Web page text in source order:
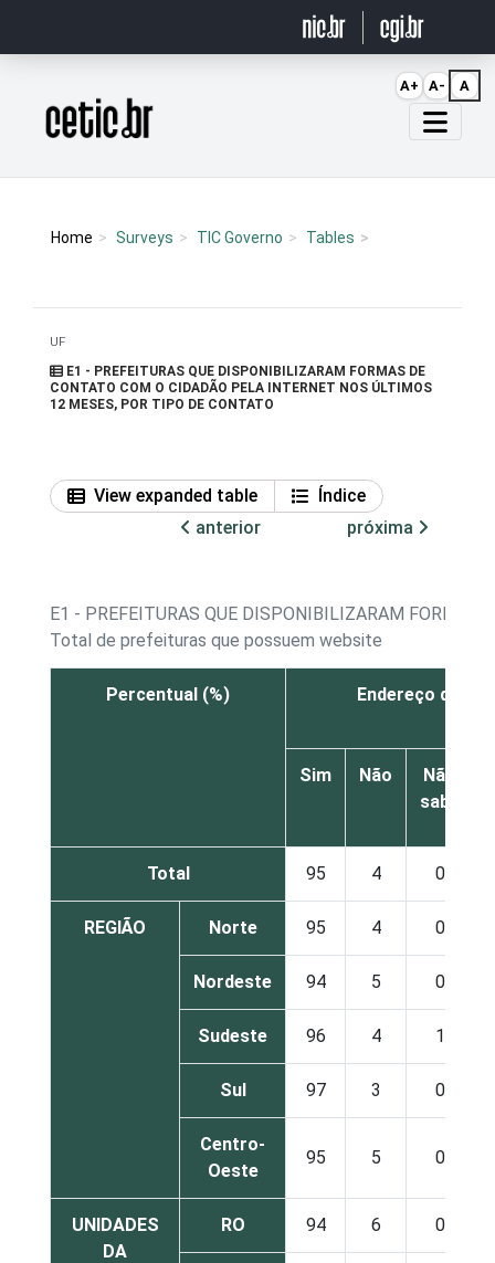
Página inicial
Home Surveys TIC Governo Tables
UF
E1 - PREFEITURAS QUE DISPONIBILIZARAM FORMAS DE
CONTATO COM O CIDADÃO PELA INTERNET NOS ÚLTIMOS
12 MESES, POR TIPO DE CONTATO
View expanded table
Índice
anterior
próxima
E1 - PREFEITURAS QUE DISPONIBILIZARAM FORMAS
Total de prefeituras que possuem website
Percentual (%) Endereço de e-
Sim Não
Não
sabe
Total 95 4 0
REGIÃO Norte 95 4 0
Nordeste 94 5 0
Sudeste 96 4 1
Sul 97 3 0
Centro-
Oeste
95 5 0
UNIDADES
DA
RO 94 6 0
A+ A- A